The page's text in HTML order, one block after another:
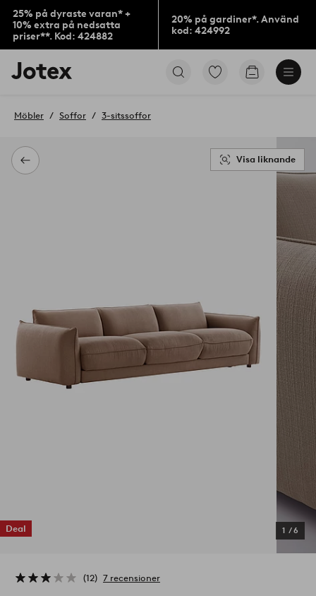
25% på dyraste varan* +
10% extra på nedsatta
priser**. Kod: 424882
20% på gardiner*. Använd
kod: 424992
Jotex
logotyp
till
Gå
Gå
Tillbaka
Möbler Soffor 3-sitssoffor
Deal 1 /6
Visa liknande
12 7 recensioner